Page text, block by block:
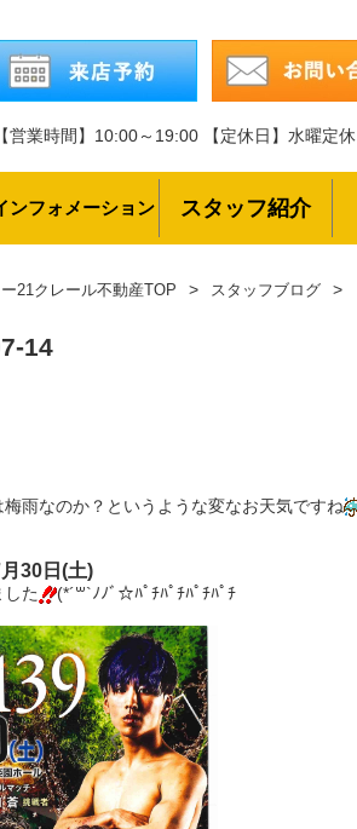
【営業時間】10:00～19:00 【定休日】水曜定休
ンフォメーション スタッフ紹介
21クレール不動産TOP スタッフブログ
14
雨なのか？というような変なお天気ですね
30日(土)
た (*´꒳`ﾉﾉﾞ☆ﾊﾟﾁﾊﾟﾁﾊﾟﾁﾊﾟﾁ